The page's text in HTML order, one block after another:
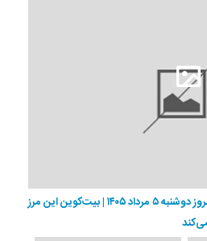
قیمت تتر، بیت‌کوین و اتریوم امروز دوشنبه ۵ مرداد ۱۴۰۵ | بیت‌کوین این مرز